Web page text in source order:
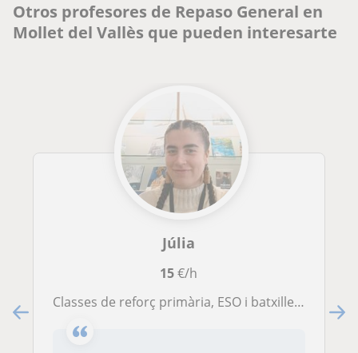
Otros profesores de Repaso General en
Mollet del Vallès que pueden interesarte
Júlia
15€/h
Classes de reforç primària, ESO i batxillerat